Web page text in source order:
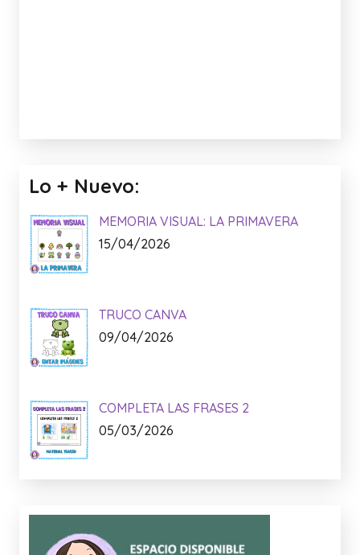
Lo + Nuevo:
MEMORIA VISUAL: LA PRIMAVERA
15/04/2026
TRUCO CANVA
09/04/2026
COMPLETA LAS FRASES 2
05/03/2026